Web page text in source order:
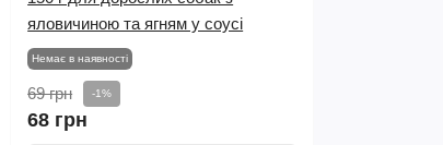
яловичиною та ягням у соусі
Немає в наявності
69 грн -1%
68 грн